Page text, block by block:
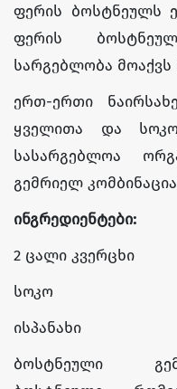
ფერის ბოსტნეულს
ფერის
სარგებლობა მოაქვს
ერთ-ერთი
ყველითა და
სასარგებლოა
გემრიელ
ინგრედიენტები:
2 ცალი კვერცხი
სოკო
ისპანახი
ბოსტნეული